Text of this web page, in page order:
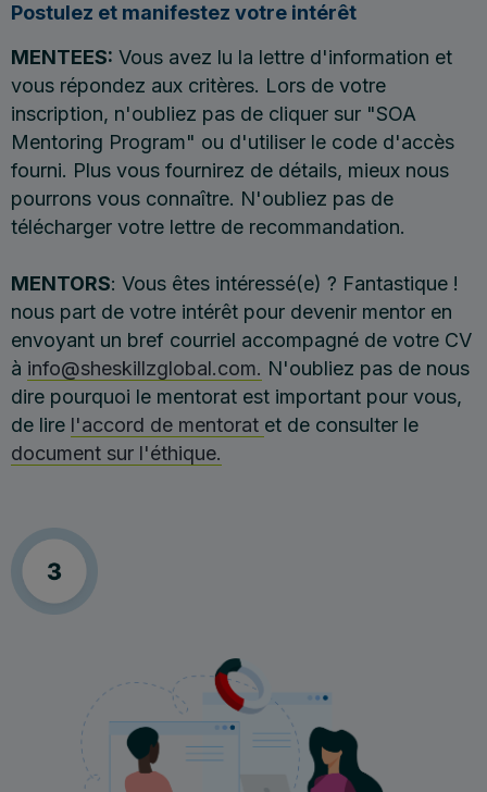
Postulez et manifestez votre intérêt
MENTEES: Vous avez lu la lettre d'information et
vous répondez aux critères. Lors de votre
inscription, n'oubliez pas de cliquer sur "SOA
Mentoring Program" ou d'utiliser le code d'accès
fourni. Plus vous fournirez de détails, mieux nous
pourrons vous connaître. N'oubliez pas de
télécharger votre lettre de recommandation.
MENTORS: Vous êtes intéressé(e) ? Fantastique !
nous part de votre intérêt pour devenir mentor en
envoyant un bref courriel accompagné de votre CV
à info@sheskillzglobal.com. N'oubliez pas de nous
dire pourquoi le mentorat est important pour vous,
de lire l'accord de mentorat et de consulter le
document sur l'éthique.